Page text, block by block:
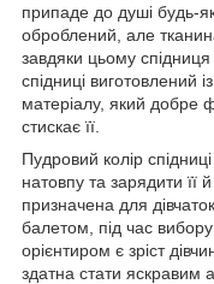
припаде до душі будь-
оброблений, але
завдяки цьому
спідниці виготовлений
матеріалу, який добре
стискає її.
Пудровий колір
натовпу та зарядити її
призначена для
балетом, під час
орієнтиром є зріст
здатна стати яскравим